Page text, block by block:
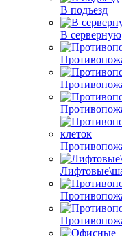
В подъезд
В серверную